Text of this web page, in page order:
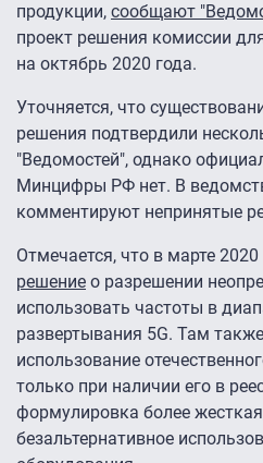
продукции, сообщают
проект решения комиссии
на октябрь 2020 года.
Уточняется, что
решения подтвердили
"Ведомостей", однако
Минцифры РФ нет. В
комментируют непринятые
Отмечается, что в марте
решение о разрешении
использовать частоты в
развертывания 5G. Там
использование
только при наличии его в
формулировка более
безальтернативное